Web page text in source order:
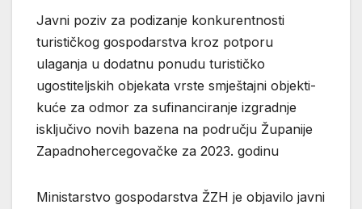
Javni poziv za podizanje konkurentnosti
turističkog gospodarstva kroz potporu
ulaganja u dodatnu ponudu turističko
ugostiteljskih objekata vrste smještajni objekti-
kuće za odmor za sufinanciranje izgradnje
isključivo novih bazena na području Županije
Zapadnohercegovačke za 2023. godinu
Ministarstvo gospodarstva ŽZH je objavilo javni